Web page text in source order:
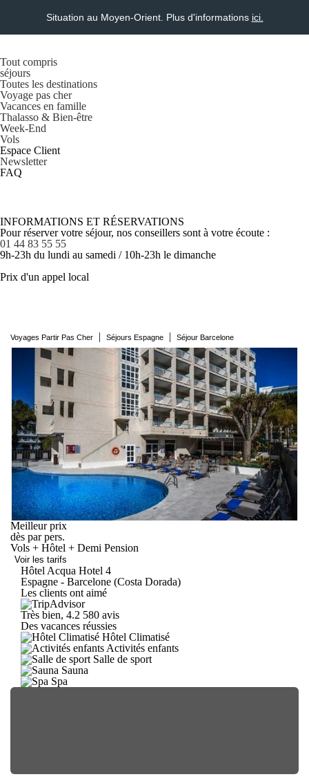
Situation au Moyen-Orient. Plus d'informations ici.
Tout compris
séjours
Toutes les destinations
Voyage pas cher
Vacances en famille
Thalasso & Bien-être
Week-End
Vols
Espace Client
Newsletter
FAQ
INFORMATIONS ET RÉSERVATIONS
Pour réserver votre séjour, nos conseillers sont à votre écoute :
01 44 83 55 55
9h-23h du lundi au samedi / 10h-23h le dimanche
Prix d'un appel local
Voyages Partir Pas Cher | Séjours Espagne | Séjour Barcelone
Meilleur prix
dès par pers.
Vols + Hôtel + Demi Pension
Voir les tarifs
Hôtel Acqua Hotel 4
Espagne - Barcelone (Costa Dorada)
Les clients ont aimé
Très bien, 4.2 580 avis
Des vacances réussies
Hôtel Climatisé
Activités enfants
Salle de sport
Sauna
Spa